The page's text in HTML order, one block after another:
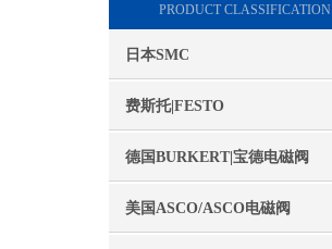
PRODUCT CLASSIFICATION
日本SMC
费斯托|FESTO
德国BURKERT|宝德电磁阀
美国ASCO/ASCO电磁阀